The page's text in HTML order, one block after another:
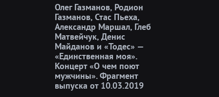
Олег Газманов, Родион
Газманов, Стас Пьеха,
Александр Маршал, Глеб
Матвейчук, Денис
Майданов и «Тодес» —
«Единственная моя».
Концерт «О чем поют
мужчины». Фрагмент
выпуска от 10.03.2019